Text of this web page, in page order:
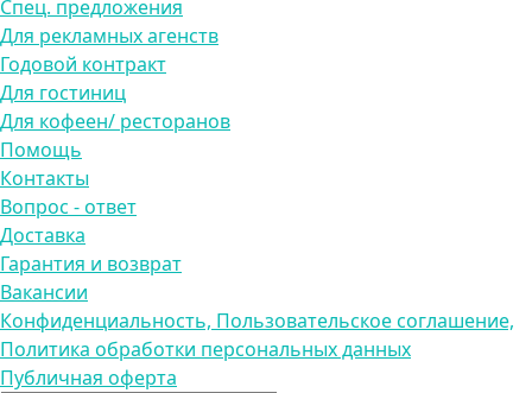
Спец. предложения
Для рекламных агенств
Годовой контракт
Для гостиниц
Для кофеен/ ресторанов
Помощь
Контакты
Вопрос - ответ
Доставка
Гарантия и возврат
Вакансии
Конфиденциальность, Пользовательское соглашение,
Политика обработки персональных данных
Публичная оферта